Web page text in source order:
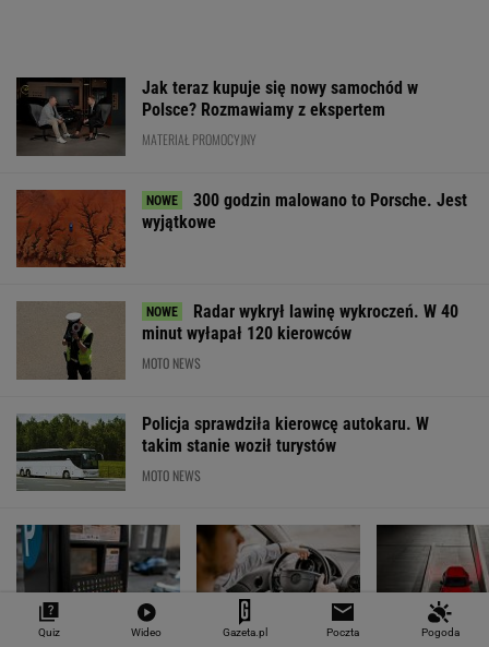
Jak teraz kupuje się nowy samochód w
Polsce? Rozmawiamy z ekspertem
MATERIAŁ PROMOCYJNY
300 godzin malowano to Porsche. Jest
wyjątkowe
Radar wykrył lawinę wykroczeń. W 40
minut wyłapał 120 kierowców
MOTO NEWS
Policja sprawdziła kierowcę autokaru. W
takim stanie woził turystów
MOTO NEWS
Quiz Wideo Gazeta.pl Poczta Pogoda